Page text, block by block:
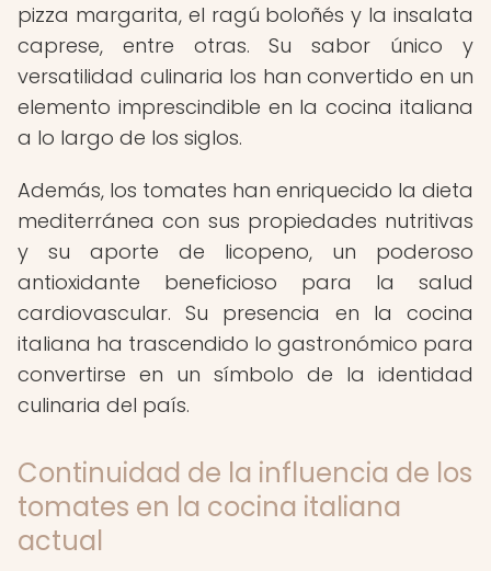
pizza margarita, el ragú boloñés y la insalata
caprese, entre otras. Su sabor único y
versatilidad culinaria los han convertido en un
elemento imprescindible en la cocina italiana
a lo largo de los siglos.
Además, los tomates han enriquecido la dieta
mediterránea con sus propiedades nutritivas
y su aporte de licopeno, un poderoso
antioxidante beneficioso para la salud
cardiovascular. Su presencia en la cocina
italiana ha trascendido lo gastronómico para
convertirse en un símbolo de la identidad
culinaria del país.
Continuidad de la influencia de los
tomates en la cocina italiana
actual